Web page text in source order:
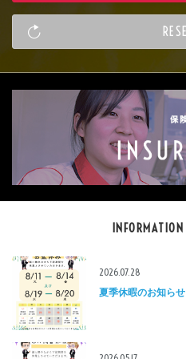
INFORMATION
2026.07.28
夏季休暇のお知らせ